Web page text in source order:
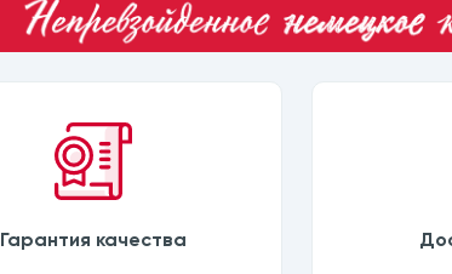
Гарантия качества